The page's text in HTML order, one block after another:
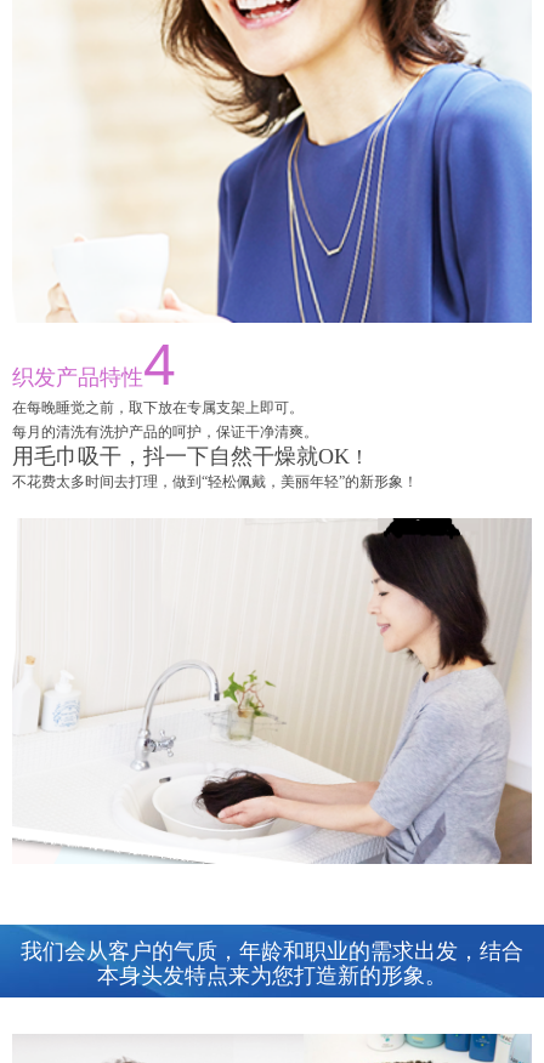
织发产品特性4
在每晚睡觉之前，取下放在专属支架上即可。
每月的清洗有洗护产品的呵护，保证干净清爽。
用毛巾吸干，抖一下自然干燥就OK ！
不花费太多时间去打理，做到“轻松佩戴，美丽年轻”的新形象！
我们会从客户的气质，年龄和职业的需求出发，结合
本身头发特点来为您打造新的形象。